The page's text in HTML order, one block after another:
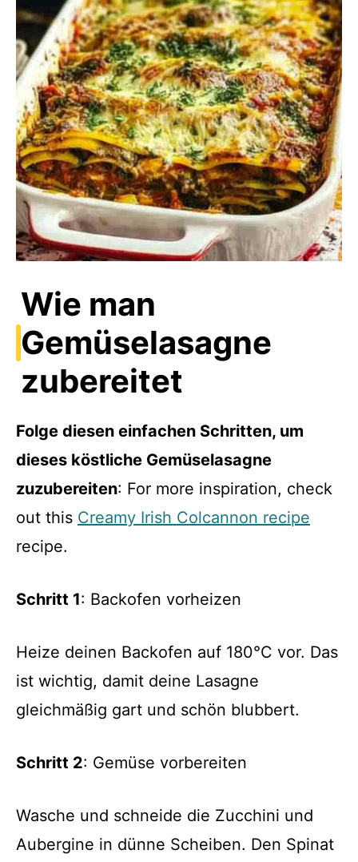
Wie man
Gemüselasagne
zubereitet
Folge diesen einfachen Schritten, um
dieses köstliche Gemüselasagne
zuzubereiten: For more inspiration, check
out this Creamy Irish Colcannon recipe
recipe.
Schritt 1: Backofen vorheizen
Heize deinen Backofen auf 180°C vor. Das
ist wichtig, damit deine Lasagne
gleichmäßig gart und schön blubbert.
Schritt 2: Gemüse vorbereiten
Wasche und schneide die Zucchini und
Aubergine in dünne Scheiben. Den Spinat